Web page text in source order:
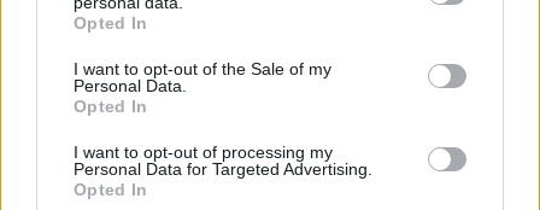
grant or deny consent to Google and its third-party tags to
use your data for below specified purposes in below Google
consent section.
Opted In
I want to opt-out of the Sale of my
Personal Data.
Opted In
I want to opt-out of processing my
Personal Data for Targeted Advertising.
Opted In
Αυτό είναι το επάγγελμα που είναι μάλλον δύσκολο να
πριν 2 λεπτά
Η Τουρκία περιορίζει την κίνηση των εμπορικών πλοίων
που εισέρχονται στη Μαύρη Θάλασσα
πριν 3 λεπτά
Οι ωραιότερες παραλίες στη Θάσο: Πεύκα που φτάνουν
πριν 12 λεπτά